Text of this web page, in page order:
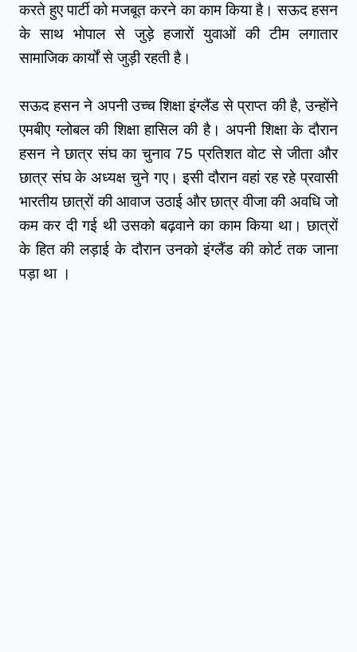
करते हुए पार्टी को मजबूत करने का काम किया है। सऊद हसन
के साथ भोपाल से जुड़े हजारों युवाओं की टीम लगातार
सामाजिक कार्यों से जुड़ी रहती है।
सऊद हसन ने अपनी उच्च शिक्षा इंग्लैंड से प्राप्त की है, उन्होंने
एमबीए ग्लोबल की शिक्षा हासिल की है। अपनी शिक्षा के दौरान
हसन ने छात्र संघ का चुनाव 75 प्रतिशत वोट से जीता और
छात्र संघ के अध्यक्ष चुने गए। इसी दौरान वहां रह रहे प्रवासी
भारतीय छात्रों की आवाज उठाई और छात्र वीजा की अवधि जो
कम कर दी गई थी उसको बढ़वाने का काम किया था। छात्रों
के हित की लड़ाई के दौरान उनको इंग्लैंड की कोर्ट तक जाना
पड़ा था ।